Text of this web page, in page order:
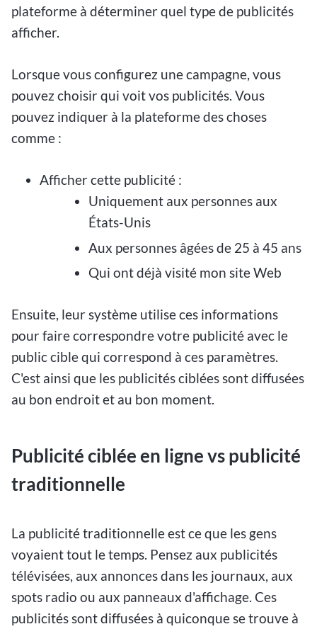
plateforme à déterminer quel type de publicités
afficher.
Lorsque vous configurez une campagne, vous
pouvez choisir qui voit vos publicités. Vous
pouvez indiquer à la plateforme des choses
comme :
Afficher cette publicité :
Uniquement aux personnes aux
États-Unis
Aux personnes âgées de 25 à 45 ans
Qui ont déjà visité mon site Web
Ensuite, leur système utilise ces informations
pour faire correspondre votre publicité avec le
public cible qui correspond à ces paramètres.
C'est ainsi que les publicités ciblées sont diffusées
au bon endroit et au bon moment.
Publicité ciblée en ligne vs publicité
traditionnelle
La publicité traditionnelle est ce que les gens
voyaient tout le temps. Pensez aux publicités
télévisées, aux annonces dans les journaux, aux
spots radio ou aux panneaux d'affichage. Ces
publicités sont diffusées à quiconque se trouve à